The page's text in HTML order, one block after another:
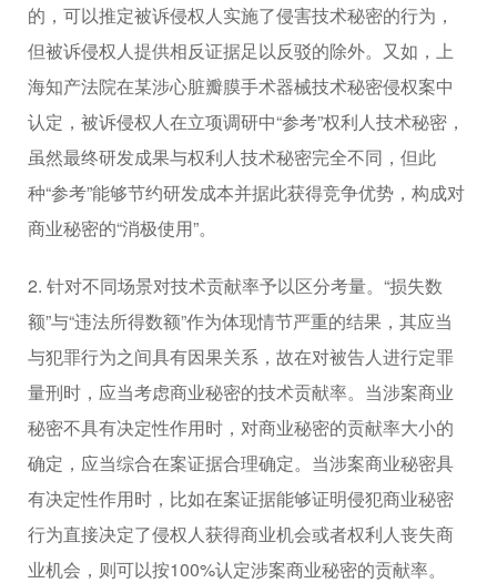
的，可以推定被诉侵权人实施了侵害技术秘密的行为，
但被诉侵权人提供相反证据足以反驳的除外。又如，上
海知产法院在某涉心脏瓣膜手术器械技术秘密侵权案中
认定，被诉侵权人在立项调研中“参考”权利人技术秘密，
虽然最终研发成果与权利人技术秘密完全不同，但此
种“参考”能够节约研发成本并据此获得竞争优势，构成对
商业秘密的“消极使用”。
2. 针对不同场景对技术贡献率予以区分考量。“损失数
额”与“违法所得数额”作为体现情节严重的结果，其应当
与犯罪行为之间具有因果关系，故在对被告人进行定罪
量刑时，应当考虑商业秘密的技术贡献率。当涉案商业
秘密不具有决定性作用时，对商业秘密的贡献率大小的
确定，应当综合在案证据合理确定。当涉案商业秘密具
有决定性作用时，比如在案证据能够证明侵犯商业秘密
行为直接决定了侵权人获得商业机会或者权利人丧失商
业机会，则可以按100%认定涉案商业秘密的贡献率。